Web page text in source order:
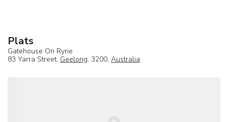
Plats
Gatehouse On Ryrie
83 Yarra Street, Geelong, 3200, Australia